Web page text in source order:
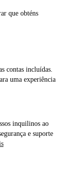
que obténs
contas incluídas.
uma experiência
inquilinos ao
e suporte